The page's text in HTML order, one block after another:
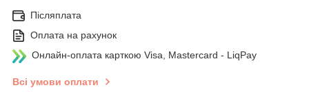
Післяплата
Оплата на рахунок
Онлайн-оплата карткою Visa, Mastercard - LiqPay
Всі умови оплати